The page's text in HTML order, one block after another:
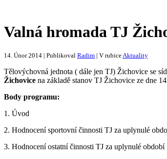
Valná hromada TJ
14. Únor 2014 | Publikoval Radim | V rubice Aktuality
Tělovýchovná jednota ( dále jen TJ) Žichovice se
Žichovice na základě stanov TJ Žichovice ze dne
Body programu:
1. Úvod
2. Hodnocení sportovní činnosti TJ za uplynulé
3. Hodnocení ostatní činnosti TJ za uplynulé období